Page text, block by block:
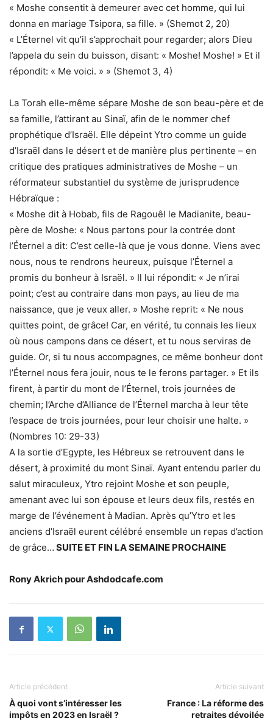
« Moshe consentit à demeurer avec cet homme, qui lui
donna en mariage Tsipora, sa fille. » (Shemot 2, 20)
« L’Éternel vit qu’il s’approchait pour regarder; alors Dieu
l’appela du sein du buisson, disant: « Moshe! Moshe! » Et il
répondit: « Me voici. » » (Shemot 3, 4)
La Torah elle-même sépare Moshe de son beau-père et de
sa famille, l’attirant au Sinaï, afin de le nommer chef
prophétique d’Israël. Elle dépeint Ytro comme un guide
d’Israël dans le désert et de manière plus pertinente – en
critique des pratiques administratives de Moshe – un
réformateur substantiel du système de jurisprudence
Hébraïque :
« Moshe dit à Hobab, fils de Ragouêl le Madianite, beau-
père de Moshe: « Nous partons pour la contrée dont
l’Éternel a dit: C’est celle-là que je vous donne. Viens avec
nous, nous te rendrons heureux, puisque l’Éternel a
promis du bonheur à Israël. » Il lui répondit: « Je n’irai
point; c’est au contraire dans mon pays, au lieu de ma
naissance, que je veux aller. » Moshe reprit: « Ne nous
quittes point, de grâce! Car, en vérité, tu connais les lieux
où nous campons dans ce désert, et tu nous serviras de
guide. Or, si tu nous accompagnes, ce même bonheur dont
l’Éternel nous fera jouir, nous te le ferons partager. » Et ils
firent, à partir du mont de l’Éternel, trois journées de
chemin; l’Arche d’Alliance de l’Éternel marcha à leur tête
l’espace de trois journées, pour leur choisir une halte. »
(Nombres 10: 29-33)
A la sortie d’Egypte, les Hébreux se retrouvent dans le
désert, à proximité du mont Sinaï. Ayant entendu parler du
salut miraculeux, Ytro rejoint Moshe et son peuple,
amenant avec lui son épouse et leurs deux fils, restés en
marge de l’événement à Madian. Après qu’Ytro et les
anciens d’Israël eurent célébré ensemble un repas d’action
de grâce… SUITE ET FIN LA SEMAINE PROCHAINE
Rony Akrich pour Ashdodcafe.com
Article précédent
À quoi vont s’intéresser les
impôts en 2023 en Israël ?
Article suivant
France : La réforme des
retraites dévoilée